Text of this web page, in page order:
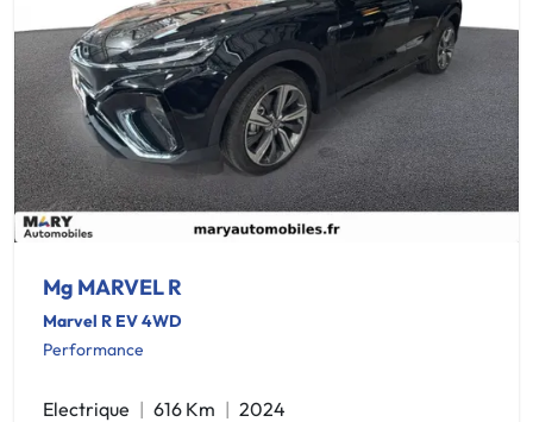
Mg MARVEL R
Marvel R EV 4WD
Performance
Electrique 616 Km
2024